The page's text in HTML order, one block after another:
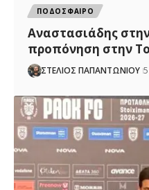
ΠΟΔΟΣΦΑΙΡΟ
Αναστασιάδης
προπόνηση στην
ΣΤΕΛΙΟΣ ΠΑΠΑΝΤΩΝΙΟΥ